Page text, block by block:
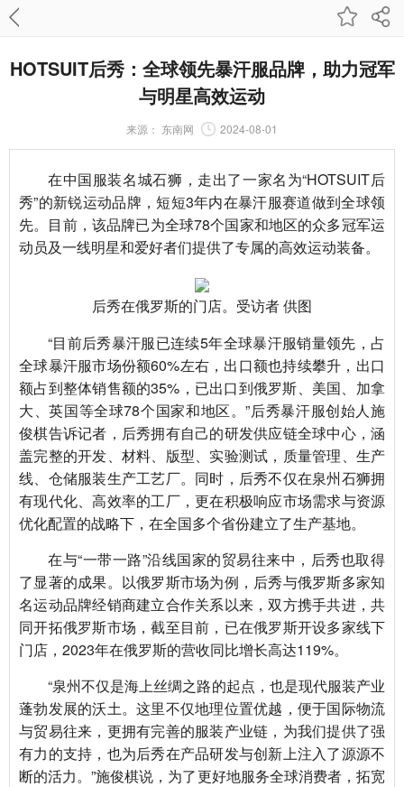
HOTSUIT后秀：全球领先暴汗服品牌，助力冠军
与明星高效运动
来源： 东南网 2024-08-01
在中国服装名城石狮，走出了一家名为“HOTSUIT后
秀”的新锐运动品牌，短短3年内在暴汗服赛道做到全球领
先。目前，该品牌已为全球78个国家和地区的众多冠军运
动员及一线明星和爱好者们提供了专属的高效运动装备。
后秀在俄罗斯的门店。受访者 供图
“目前后秀暴汗服已连续5年全球暴汗服销量领先，占
全球暴汗服市场份额60%左右，出口额也持续攀升，出口
额占到整体销售额的35%，已出口到俄罗斯、美国、加拿
大、英国等全球78个国家和地区。”后秀暴汗服创始人施
俊棋告诉记者，后秀拥有自己的研发供应链全球中心，涵
盖完整的开发、材料、版型、实验测试，质量管理、生产
线、仓储服装生产工艺厂。同时，后秀不仅在泉州石狮拥
有现代化、高效率的工厂，更在积极响应市场需求与资源
优化配置的战略下，在全国多个省份建立了生产基地。
在与“一带一路”沿线国家的贸易往来中，后秀也取得
了显著的成果。以俄罗斯市场为例， 后秀与俄罗斯多家知
名运动品牌经销商建立合作关系以来，双方携手共进，共
同开拓俄罗斯市场，截至目前，已在俄罗斯开设多家线下
门店，2023年在俄罗斯的营收同比增长高达119%。
“泉州不仅是海上丝绸之路的起点，也是现代服装产业
蓬勃发展的沃土。这里不仅地理位置优越，便于国际物流
与贸易往来，更拥有完善的服装产业链，为我们提供了强
有力的支持，也为后秀在产品研发与创新上注入了源源不
断的活力。”施俊棋说，为了更好地服务全球消费者，拓宽